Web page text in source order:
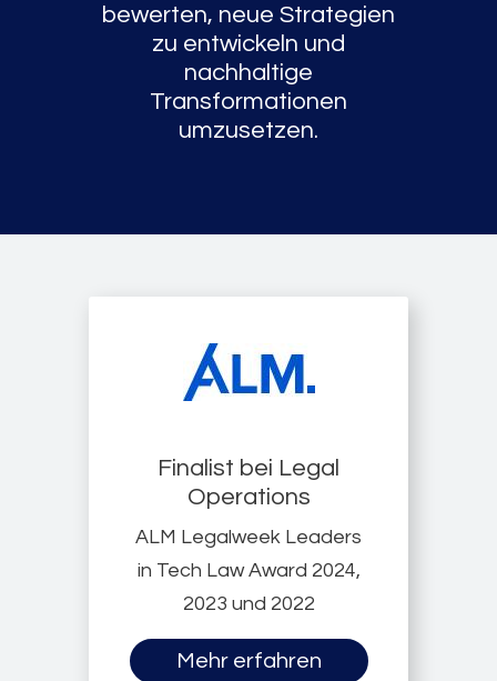
bewerten, neue Strategien
zu entwickeln und
nachhaltige
Transformationen
umzusetzen.
Finalist bei Legal
Operations
ALM Legalweek Leaders
in Tech Law Award 2024,
2023 und 2022
Mehr erfahren